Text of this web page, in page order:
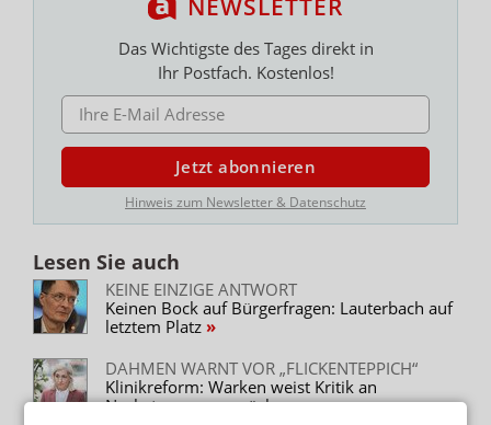
NEWSLETTER
Das Wichtigste des Tages direkt in
Ihr Postfach. Kostenlos!
E-MAIL ADRESSE
Jetzt abonnieren
Hinweis zum Newsletter & Datenschutz
Lesen Sie auch
KEINE EINZIGE ANTWORT
Keinen Bock auf Bürgerfragen: Lauterbach auf
letztem Platz
DAHMEN WARNT VOR „FLICKENTEPPICH“
Klinikreform: Warken weist Kritik an
Nachsteuerung zurück